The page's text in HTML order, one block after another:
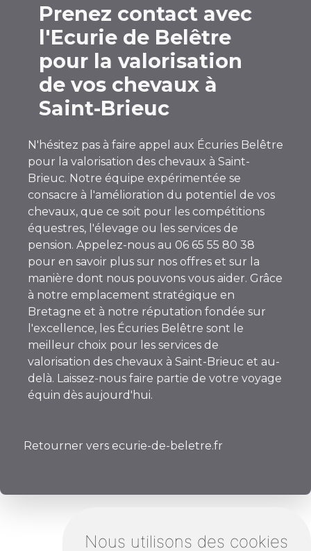
Nous utilisons des cookies
Prenez contact avec
l'Ecurie de Belêtre
pour la valorisation
de vos chevaux à
Saint-Brieuc
N'hésitez pas à faire appel aux Écuries Belêtre
pour la valorisation des chevaux à Saint-
Brieuc. Notre équipe expérimentée se
consacre à l'amélioration du potentiel de vos
chevaux, que ce soit pour les compétitions
équestres, l'élevage ou les services de
pension. Appelez-nous au 06 65 55 80 38
pour en savoir plus sur nos offres et sur la
manière dont nous pouvons vous aider. Grâce
à notre emplacement stratégique en
Bretagne et à notre réputation fondée sur
l'excellence, les Écuries Belêtre sont le
meilleur choix pour les services de
valorisation des chevaux à Saint-Brieuc et au-
delà. Laissez-nous faire partie de votre voyage
équin dès aujourd'hui.
Retourner vers ecurie-de-beletre.fr